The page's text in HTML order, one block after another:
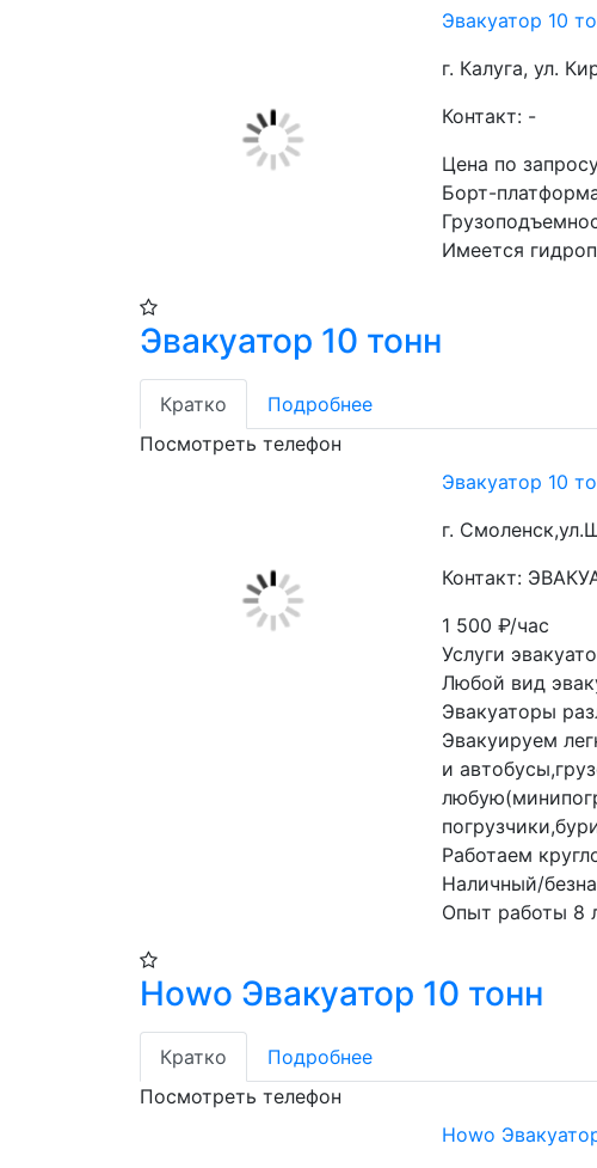
Эвакуатор 10
г. Калуга, ул.
Контакт: -
Цена по
Борт-
Имеется
Эвакуатор 10 тонн
Кратко
Подробнее
Посмотреть телефон
Эвакуатор 10
г.
Контакт:
1 500₽/час
Услуги
Любой вид
Эвакуаторы
Эвакуируем
и
Работаем
Наличный/
Опыт работы 8
Howo Эвакуатор 10 тонн
Кратко
Подробнее
Посмотреть телефон
Howo